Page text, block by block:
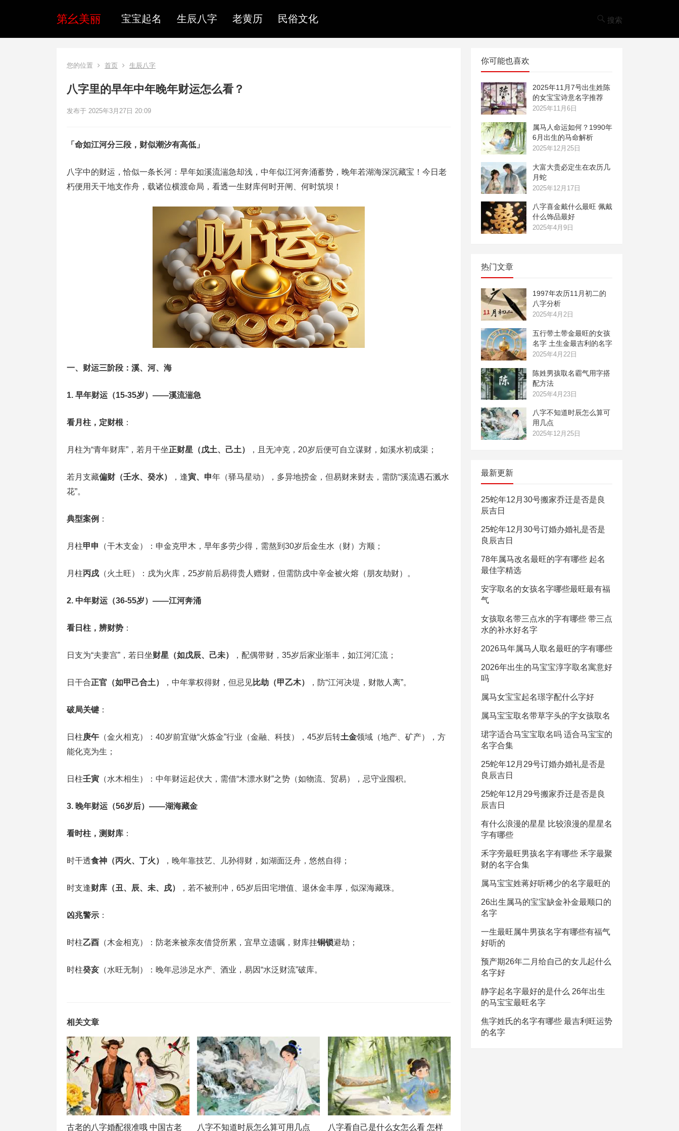
第幺美丽 宝宝起名 生辰八字 老黄历 民俗文化 搜索
您的位置 首页 生辰八字
八字里的早年中年晚年财运怎么看？
发布于 2025年3月27日 20:09
「命如江河分三段，财似潮汐有高低」
八字中的财运，恰似一条长河：早年如溪流湍急却浅，中年似江河奔涌蓄势，晚年若湖海深沉藏宝！今日老
朽便用天干地支作舟，载诸位横渡命局，看透一生财库何时开闸、何时筑坝！
一、财运三阶段：溪、河、海
1. 早年财运（15-35岁）——溪流湍急
看月柱，定财根 ‌：
月柱为“青年财库”，若月干坐‌正财星（戊土、己土） ‌，且无冲克，20岁后便可自立谋财，如溪水初成渠；
若月支藏‌偏财（壬水、癸水） ‌，逢‌寅、申‌年（驿马星动），多异地捞金，但易财来财去，需防“溪流遇石溅水
花”。
典型案例 ‌：
月柱‌甲申 ‌（干木支金）：申金克甲木，早年多劳少得，需熬到30岁后金生水（财）方顺；
月柱‌丙戌 ‌（火土旺）：戌为火库，25岁前后易得贵人赠财，但需防戌中辛金被火熔（朋友劫财）。
2. 中年财运（36-55岁）——江河奔涌
看日柱，辨财势 ‌：
日支为“夫妻宫”，若日坐‌财星（如戊辰、己未） ‌，配偶带财，35岁后家业渐丰，如江河汇流；
日干合‌正官（如甲己合土） ‌，中年掌权得财，但忌见‌比劫（甲乙木） ‌，防“江河决堤，财散人离”。‌
破局关键 ‌：
日柱‌庚午 ‌（金火相克）：40岁前宜做“火炼金”行业（金融、科技），45岁后转‌土金‌领域（地产、矿产），方
能化克为生；
日柱‌壬寅 ‌（水木相生）：中年财运起伏大，需借“木漂水财”之势（如物流、贸易），忌守业囤积。
3. 晚年财运（56岁后）——湖海藏金
看时柱，测财库 ‌：
时干透‌食神（丙火、丁火） ‌，晚年靠技艺、儿孙得财，如湖面泛舟，悠然自得；
时支逢‌财库（丑、辰、未、戌） ‌，若不被刑冲，65岁后田宅增值、退休金丰厚，似深海藏珠。
凶兆警示 ‌：
时柱‌乙酉 ‌（木金相克）：防老来被亲友借贷所累，宜早立遗嘱，财库挂‌铜锁‌避劫；
时柱‌癸亥 ‌（水旺无制）：晚年忌涉足水产、酒业，易因“水泛财流”破库。
相关文章
古老的八字婚配很准哦 中国古老 八字不知道时辰怎么算可用几点 八字看自己是什么女怎么看 怎样
你可能也喜欢
2025年11月7号出生姓陈
的女宝宝诗意名字推荐
2025年11月6日
属马人命运如何？1990年
6月出生的马命解析
2025年12月25日
大富大贵必定生在农历几
月蛇
2025年12月17日
八字喜金戴什么最旺 佩戴
什么饰品最好
2025年4月9日
热门文章
1997年农历11月初二的
八字分析
2025年4月2日
五行带土带金最旺的女孩
名字 土生金最吉利的名字
2025年4月22日
陈姓男孩取名霸气用字搭
配方法
2025年4月23日
八字不知道时辰怎么算可
用几点
2025年12月25日
最新更新
25蛇年12月30号搬家乔迁是否是良
辰吉日
25蛇年12月30号订婚办婚礼是否是
良辰吉日
78年属马改名最旺的字有哪些 起名
最佳字精选
安字取名的女孩名字哪些最旺最有福
气
女孩取名带三点水的字有哪些 带三点
水的补水好名字
2026马年属马人取名最旺的字有哪些
2026年出生的马宝宝淳字取名寓意好
吗
属马女宝宝起名璟字配什么字好
属马宝宝取名带草字头的字女孩取名
珺字适合马宝宝取名吗 适合马宝宝的
名字合集
25蛇年12月29号订婚办婚礼是否是
良辰吉日
25蛇年12月29号搬家乔迁是否是良
辰吉日
有什么浪漫的星星 比较浪漫的星星名
字有哪些
禾字旁最旺男孩名字有哪些 禾字最聚
财的名字合集
属马宝宝姓蒋好听稀少的名字最旺的
26出生属马的宝宝缺金补金最顺口的
名字
一生最旺属牛男孩名字有哪些有福气
好听的
预产期26年二月给自己的女儿起什么
名字好
静字起名字最好的是什么 26年出生
的马宝宝最旺名字
焦字姓氏的名字有哪些 最吉利旺运势
的名字